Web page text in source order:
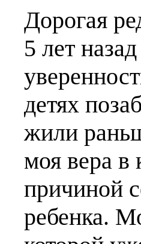
Дорогая
5 лет
детях
жили
моя вера в
причиной
ребенка.